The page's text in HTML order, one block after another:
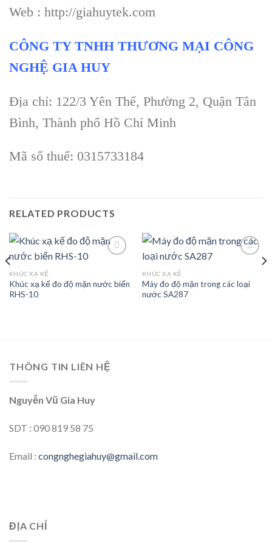
Web : http://giahuytek.com
CÔNG TY TNHH THƯƠNG MẠI CÔNG
NGHỆ GIA HUY
Địa chỉ: 122/3 Yên Thế, Phường 2, Quận Tân
Bình, Thành phố Hồ Chí Minh
Mã số thuế: 0315733184
RELATED PRODUCTS
Add to
KHÚC XẠ KẾ
Khúc xạ kế đo độ mặn nước biển
RHS-10
Add to
KHÚC XẠ KẾ
Máy đo độ mặn trong các loại
nước SA287
THÔNG TIN LIÊN HỆ
Nguyễn Vũ Gia Huy
SDT : 090 819 58 75
Email : congnghegiahuy@gmail.com
ĐỊA CHỈ